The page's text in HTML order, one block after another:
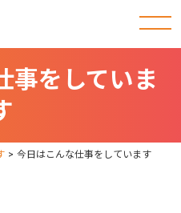
事をしていま
> 今日はこんな仕事をしています